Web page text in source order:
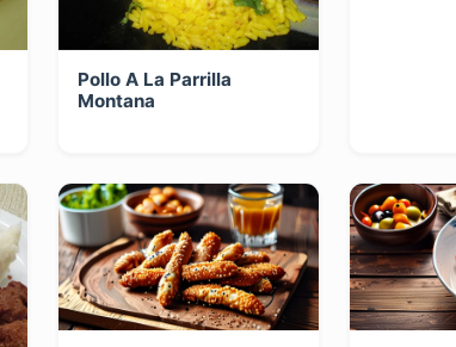
Pollo A La Parrilla
Montana